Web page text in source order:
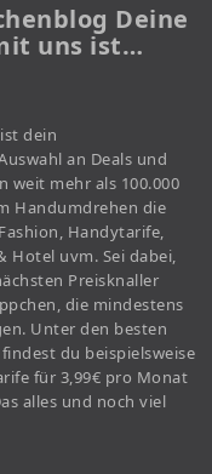
Deine
uns ist…
dein
an Deals und
weit mehr als 100.000
Handumdrehen die
Handytarife,
Hotel uvm. Sei dabei,
Preisknaller
die mindestens
Unter den besten
du beispielsweise
für 3,99€ pro Monat
alles und noch viel